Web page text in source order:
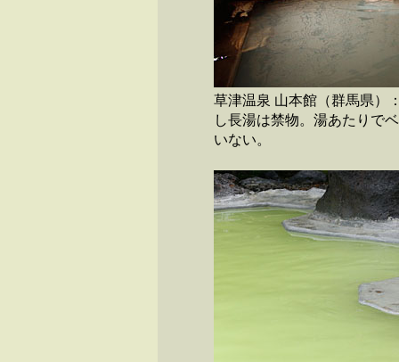
草津温泉 山本館（群馬県）
し長湯は禁物。湯あたりで
いない。